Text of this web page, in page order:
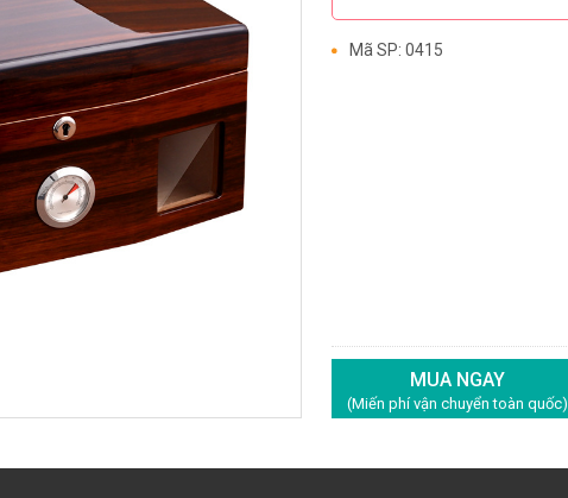
Mã SP: 0415
MUA NGAY
(Miến phí vận chuyển toàn quốc)